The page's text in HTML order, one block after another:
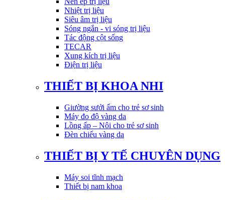
Nhiệt trị liệu
Siêu âm trị liệu
Sóng ngắn - vi sóng trị liệu
Tác động cột sống
TECAR
Xung kích trị liệu
Điện trị liệu
THIẾT BỊ KHOA NHI
Giường sưởi ấm cho trẻ sơ sinh
Máy đo độ vàng da
Lồng ấp – Nôi cho trẻ sơ sinh
Đèn chiếu vàng da
THIẾT BỊ Y TẾ CHUYÊN DỤNG
Máy soi tĩnh mạch
Thiết bị nam khoa